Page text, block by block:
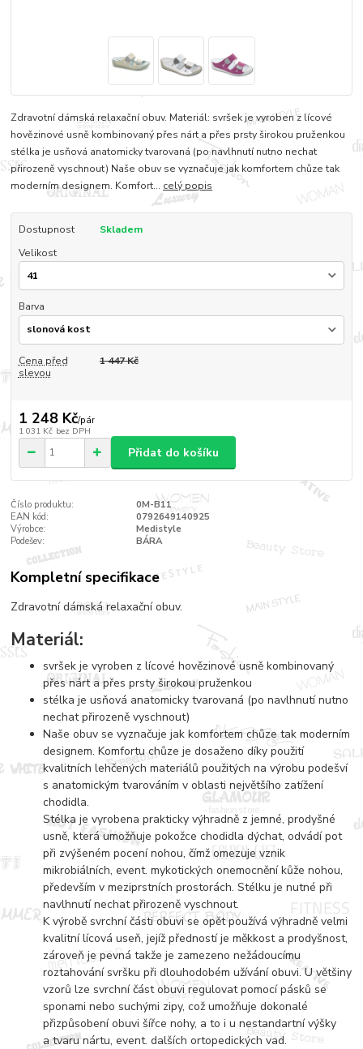
Zdravotní dámská relaxační obuv. Materiál: svršek je vyroben z lícové
hovězinové usně kombinovaný přes nárt a přes prsty širokou pruženkou
stélka je usňová anatomicky tvarovaná (po navlhnutí nutno nechat
přirozeně vyschnout) Naše obuv se vyznačuje jak komfortem chůze tak
moderním designem. Komfort... celý popis
Dostupnost
Skladem
Velikost
Barva
Cena před
slevou
1 447 Kč
1 248 Kč/pár
1 031 Kč bez DPH
Přidat do košíku
Číslo produktu:
0M-B11
EAN kód:
0792649140925
Výrobce:
Medistyle
Podešev:
BÁRA
Kompletní specifikace
Zdravotní dámská relaxační obuv.
Materiál:
svršek je vyroben z lícové hovězinové usně kombinovaný
přes nárt a přes prsty širokou pruženkou
stélka je usňová anatomicky tvarovaná (po navlhnutí nutno
nechat přirozeně vyschnout)
Naše obuv se vyznačuje jak komfortem chůze tak moderním
designem. Komfortu chůze je dosaženo díky použití
kvalitních lehčených materiálů použitých na výrobu podešví
s anatomickým tvarováním v oblasti největšího zatížení
chodidla.
Stélka je vyrobena prakticky výhradně z jemné, prodyšné
usně, která umožňuje pokožce chodidla dýchat, odvádí pot
při zvýšeném pocení nohou, čímž omezuje vznik
mikrobiálních, event. mykotických onemocnění kůže nohou,
především v meziprstních prostorách. Stélku je nutné při
navlhnutí nechat přirozeně vyschnout.
K výrobě svrchní části obuvi se opět používá výhradně velmi
kvalitní lícová useň, jejíž předností je měkkost a prodyšnost,
zároveň je pevná takže je zamezeno nežádoucímu
roztahování svršku při dlouhodobém užívání obuvi. U většiny
vzorů lze svrchní část obuvi regulovat pomocí pásků se
sponami nebo suchými zipy, což umožňuje dokonalé
přizpůsobení obuvi šířce nohy, a to i u nestandartní výšky
a tvaru nártu, event. dalších ortopedických vad.